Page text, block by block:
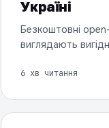
Україні
Безкоштовні
виглядають
месенджери та
6 хв читання